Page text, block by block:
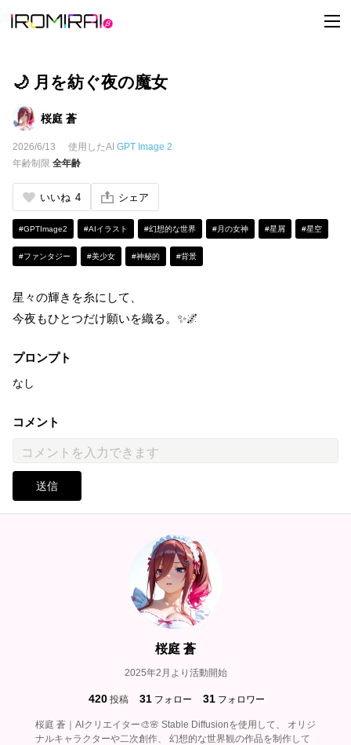
t
o
🌙 月を紡ぐ夜の魔女
桜庭 蒼
2026/6/13 使用したAI GPT Image 2
年齢制限 全年齢
いいね 4 シェア
#GPTImage2 #AIイラスト #幻想的な世界 #月の女神 #星屑 #星空
#ファンタジー #美少女 #神秘的 #背景
星々の輝きを糸にして、
今夜もひとつだけ願いを織る。✨🌌
プロンプト
なし
コメント
送信
桜庭 蒼
2025年2月より活動開始
420 投稿 31 フォロー 31 フォロワー
桜庭 蒼｜AIクリエイター🎨🌸 Stable Diffusionを使用して、 オリジ
ナルキャラクターや二次創作、 幻想的な世界観の作品を制作して